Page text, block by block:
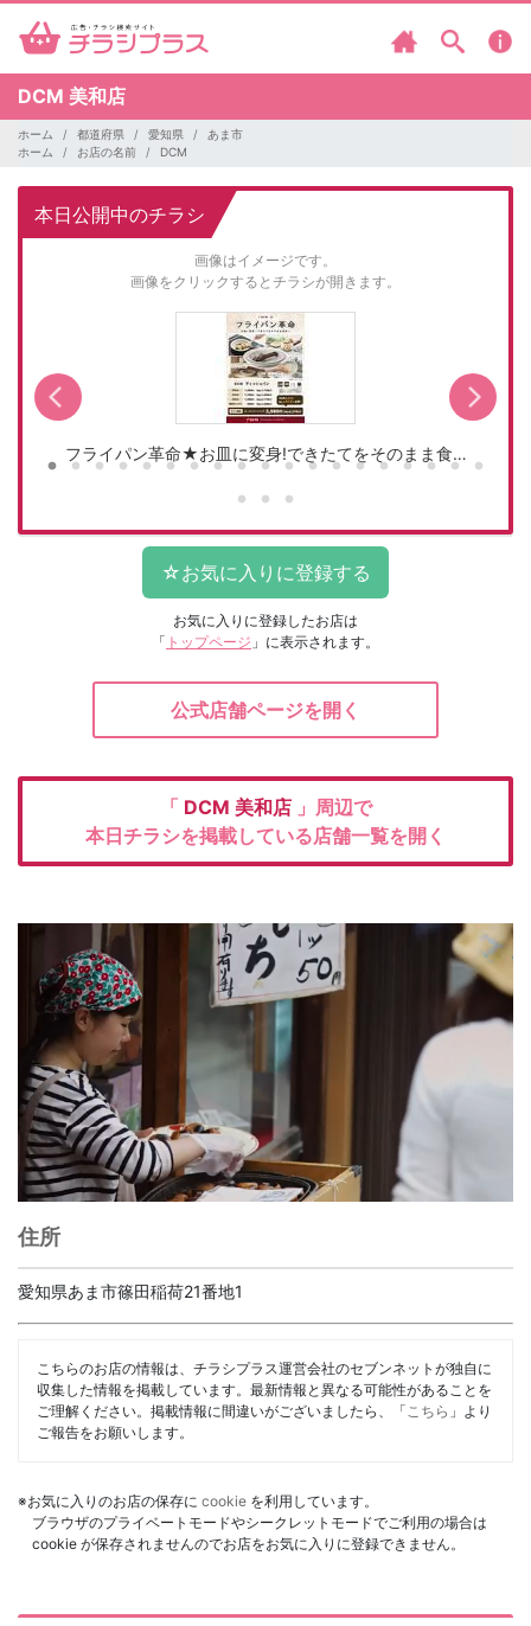
DCM 美和店
ホーム 都道府県 愛知県
あま市
ホーム
お店の名前 DCM
本日公開中のチラシ
画像はイメージです。
画像をクリックするとチラシが開きます。
フライパン革命★お皿に変身!できたてをそのまま食…
お気に入りに登録したお店は
「 トップページ 」に表示されます。
公式店舗ページを開く
「 DCM 美和店 」周辺で
本日チラシを掲載している店舗一覧を開く
住所
愛知県あま市篠田稲荷21番地1
こちらのお店の情報は、チラシプラス運営会社のセブンネットが独自に
収集した情報を掲載しています。最新情報と異なる可能性があることを
ご理解ください。掲載情報に間違いがございましたら、「 こちら 」より
ご報告をお願いします。
※お気に入りのお店の保存に cookie を利用しています。
ブラウザのプライベートモードやシークレットモードでご利用の場合は
cookie が保存されませんのでお店をお気に入りに登録できません。